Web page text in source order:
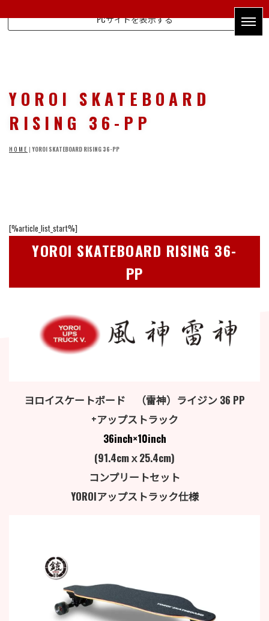
PCサイトを表示する
YOROI SKATEBOARD
RISING 36-PP
HOME | YOROI SKATEBOARD RISING 36-PP
[%article_list_start%]
YOROI SKATEBOARD RISING 36-
PP
ヨロイスケートボード （雷神）ライジン 36 PP
+アップストラック
36inch×10inch
(91.4cmｘ25.4cm)
コンプリートセット
YOROIアップストラック仕様